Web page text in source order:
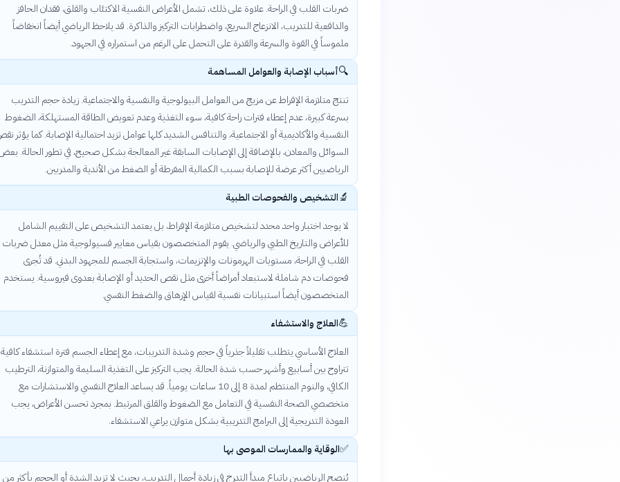
ضربات القلب في الراحة. علاوة على ذلك، تشمل الأعراض النفسية الاكتئاب والقلق، فقدان الحافز
والدافعية للتدريب، الانزعاج السريع، واضطرابات التركيز والذاكرة. قد يلاحظ الرياضي أيضاً انخفاضاً
ملموساً في القوة والسرعة والقدرة على التحمل على الرغم من استمراره في الجهود.
🔍أسباب الإصابة والعوامل المساهمة
تنتج متلازمة الإفراط عن مزيج من العوامل البيولوجية والنفسية والاجتماعية. زيادة حجم التدريب
بسرعة كبيرة، عدم إعطاء فترات راحة كافية، سوء التغذية وعدم تعويض الطاقة المستهلكة، الضغوط
النفسية والأكاديمية أو الاجتماعية، والتنافس الشديد كلها عوامل تزيد احتمالية الإصابة. كما يؤثر
السوائل والمعادن، بالإضافة إلى الإصابات السابقة غير المعالجة بشكل صحيح، في تطور الحالة.
الرياضيين أكثر عرضة للإصابة بسبب الكمالية المفرطة أو الضغط من الأندية والمدربين.
🔬التشخيص والفحوصات الطبية
لا يوجد اختبار واحد محدد لتشخيص متلازمة الإفراط، بل يعتمد التشخيص على التقييم الشامل
للأعراض والتاريخ الطبي والرياضي. يقوم المتخصصون بقياس معايير فسيولوجية مثل معدل ضربات
القلب في الراحة، مستويات الهرمونات والإنزيمات، واستجابة الجسم للمجهود البدني. قد تُجرى
فحوصات دم شاملة لاستبعاد أمراضاً أخرى مثل نقص الحديد أو الإصابة بعدوى فيروسية. يستخدم
المتخصصون أيضاً استبيانات نفسية لقياس الإرهاق والضغط النفسي.
💪العلاج والاستشفاء
العلاج الأساسي يتطلب تقليلاً جذرياً في حجم وشدة التدريبات، مع إعطاء الجسم فترة استشفاء كافية
تتراوح بين أسابيع وأشهر حسب شدة الحالة. يجب التركيز على التغذية السليمة والمتوازنة، الترطيب
الكافي، والنوم المنتظم لمدة 8 إلى 10 ساعات يومياً. قد يساعد العلاج النفسي والاستشارات مع
متخصصي الصحة النفسية في التعامل مع الضغوط والقلق المرتبط. بمجرد تحسن الأعراض، يجب
العودة التدريجية إلى البرامج التدريبية بشكل متوازن يراعي الاستشفاء.
✅الوقاية والممارسات الموصى بها
يُنصح الرياضيين باتباع مبدأ التدرج في زيادة أحمال التدريب، بحيث لا تزيد الشدة أو الحجم بأكثر من